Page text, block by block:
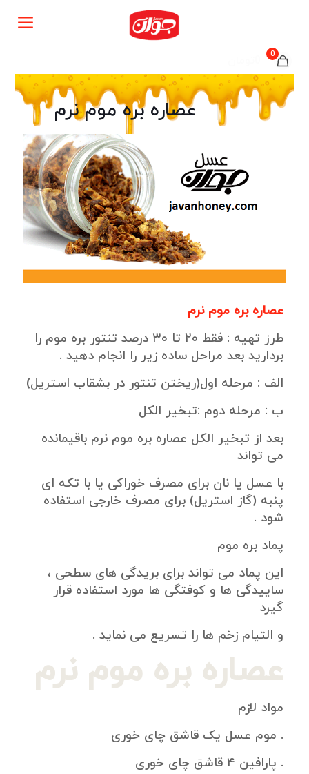
0
عصاره بره موم نرم
عصاره بره موم نرم
طرز تهیه : فقط ۲۰ تا ۳۰ درصد تنتور بره موم را
بردارید بعد مراحل ساده زیر را انجام دهید .
الف : مرحله اول(ریختن تنتور در بشقاب استریل)
ب : مرحله دوم :تبخیر الکل
بعد از تبخیر الکل عصاره بره موم نرم باقیمانده
می تواند
با عسل یا نان برای مصرف خوراکی یا با تکه ای
پنبه (گاز استریل) برای مصرف خارجی استفاده
شود .
پماد بره موم
این پماد می تواند برای بریدگی های سطحی ،
ساییدگی ها و کوفتگی ها مورد استفاده قرار
گیرد
و التیام زخم ها را تسریع می نماید .
عصاره بره موم نرم
مواد لازم
. موم عسل یک قاشق چای خوری
. پارافین ۴ قاشق چای خوری